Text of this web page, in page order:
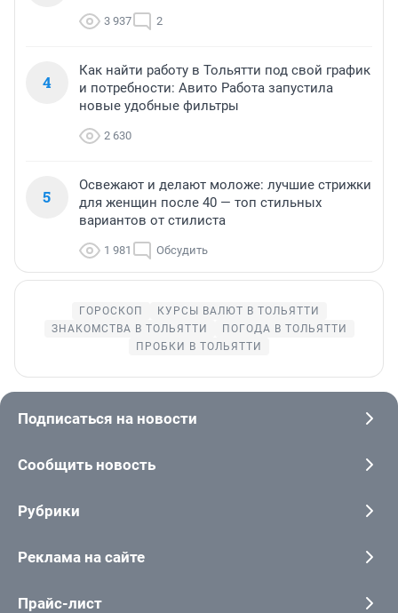
3 937 2
4
Как найти работу в Тольятти под свой график
и потребности: Авито Работа запустила
новые удобные фильтры
2 630
5
Освежают и делают моложе: лучшие стрижки
для женщин после 40 — топ стильных
вариантов от стилиста
1 981 Обсудить
ГОРОСКОП
КУРСЫ ВАЛЮТ В ТОЛЬЯТТИ
ЗНАКОМСТВА В ТОЛЬЯТТИ
ПОГОДА В ТОЛЬЯТТИ
ПРОБКИ В ТОЛЬЯТТИ
Подписаться на новости
Сообщить новость
Рубрики
Реклама на сайте
Прайс-лист